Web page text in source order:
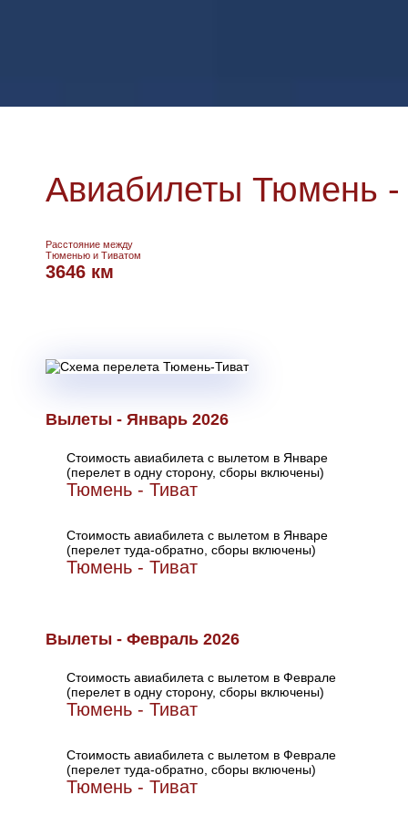
Авиабилеты Тюмень -
Расстояние между
Тюменью и Тиватом
3646 км
Вылеты - Январь 2026
Стоимость авиабилета с вылетом в Январе
(перелет в одну сторону, сборы включены)
Тюмень - Тиват
Стоимость авиабилета с вылетом в Январе
(перелет туда-обратно, сборы включены)
Тюмень - Тиват
Вылеты - Февраль 2026
Стоимость авиабилета с вылетом в Феврале
(перелет в одну сторону, сборы включены)
Тюмень - Тиват
Стоимость авиабилета с вылетом в Феврале
(перелет туда-обратно, сборы включены)
Тюмень - Тиват